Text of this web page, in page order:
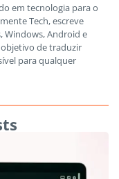
em tecnologia para o
Tech, escreve
Windows, Android e
de traduzir
para qualquer